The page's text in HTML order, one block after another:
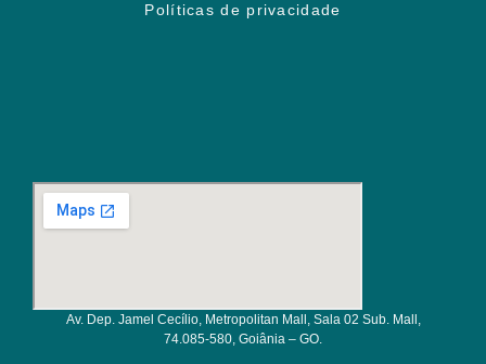
Políticas de privacidade
Av. Dep. Jamel Cecílio, Metropolitan Mall, Sala 02 Sub. Mall,
74.085-580, Goiânia – GO.